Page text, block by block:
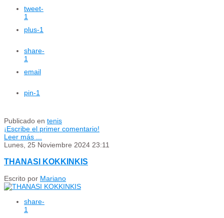
tweet-
1
plus-1
share-
1
email
pin-1
Publicado en tenis
¡Escribe el primer comentario!
Leer más ...
Lunes, 25 Noviembre 2024 23:11
THANASI KOKKINKIS
Escrito por Mariano
share-
1